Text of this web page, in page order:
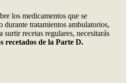
los medicamentos que se
durante tratamientos ambulatorios,
surtir recetas regulares, necesitarás
recetados de la Parte D.